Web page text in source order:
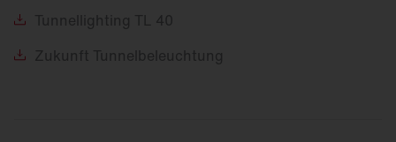
Tunnellighting TL 40
Zukunft Tunnelbeleuchtung